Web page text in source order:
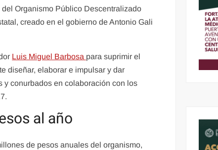
Organismo Público Descentralizado
creado en el gobierno de Antonio Gali
Luis Miguel Barbosa para suprimir el
diseñar, elaborar e impulsar y dar
conurbados en colaboración con los
al año
de pesos anuales del organismo,